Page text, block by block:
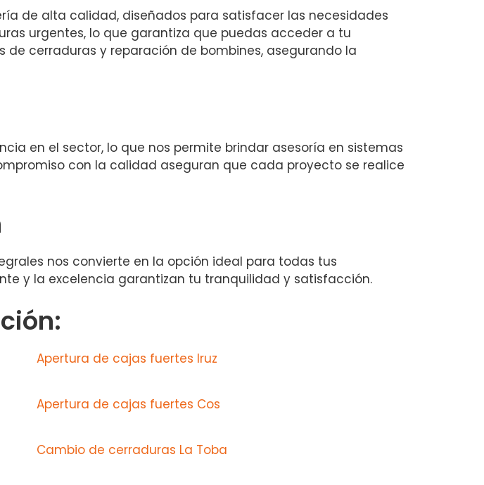
de alta calidad, diseñados para satisfacer las necesidades
urgentes, lo que garantiza que puedas acceder a tu
cerraduras y reparación de bombines, asegurando la
en el sector, lo que nos permite brindar asesoría en sistemas
con la calidad aseguran que cada proyecto se realice
nos convierte en la opción ideal para todas tus
y la excelencia garantizan tu tranquilidad y satisfacción.
Apertura de cajas fuertes Iruz
Apertura de cajas fuertes Cos
Cambio de cerraduras La Toba